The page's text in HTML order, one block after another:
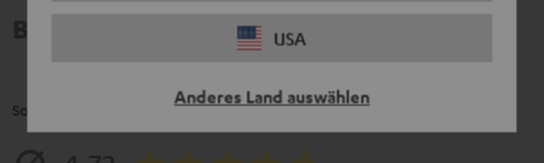
USA
Anderes Land auswählen
So bewerten Kunden dieses Produkt